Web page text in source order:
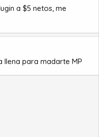
a $5 netos, me
llena para madarte MP